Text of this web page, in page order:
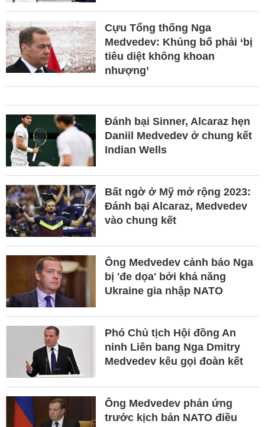
Cựu Tổng thống Nga
Medvedev: Khủng bố phải ‘bị
tiêu diệt không khoan
nhượng’
Đánh bại Sinner, Alcaraz hẹn
Daniil Medvedev ở chung kết
Indian Wells
Bất ngờ ở Mỹ mở rộng 2023:
Đánh bại Alcaraz, Medvedev
vào chung kết
Ông Medvedev cảnh báo Nga
bị 'đe dọa' bởi khả năng
Ukraine gia nhập NATO
Phó Chủ tịch Hội đồng An
ninh Liên bang Nga Dmitry
Medvedev kêu gọi đoàn kết
Ông Medvedev phản ứng
trước kịch bản NATO điều